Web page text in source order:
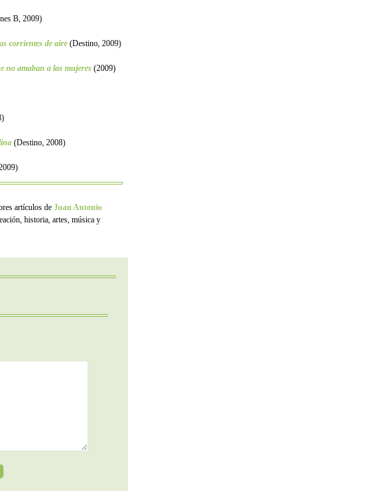
B, 2009)
corrientes de aire (Destino, 2009)
no amaban a las mujeres (2009)
(Destino, 2008)
artículos de Juan Antonio
historia, artes, música y